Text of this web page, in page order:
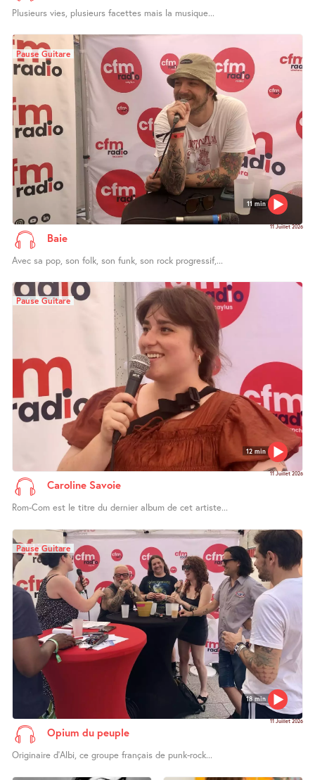
Plusieurs vies, plusieurs facettes mais la musique...
11 min
Pause Guitare
11 Juillet 2026
Baie
Avec sa pop, son folk, son funk, son rock progressif,...
12 min
Pause Guitare
11 Juillet 2026
Caroline Savoie
Rom-Com est le titre du dernier album de cet artiste...
18 min
Pause Guitare
11 Juillet 2026
Opium du peuple
Originaire d’Albi, ce groupe français de punk-rock...